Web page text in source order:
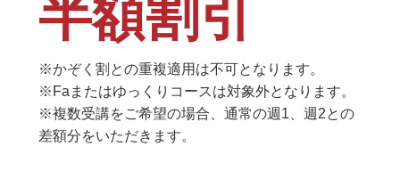
半額割引
※かぞく割との重複適用は不可となります。
※Faまたはゆっくりコースは対象外となります。
※複数受講をご希望の場合、通常の週1、週2との
差額分をいただきます。